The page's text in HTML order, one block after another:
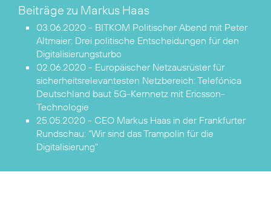
Beiträge zu Markus Haas
03.06.2020 - BITKOM Politischer Abend mit Peter
Altmaier: Drei politische Entscheidungen für den
Digitalisierungsturbo
02.06.2020 - Europäischer Netzausrüster für
sicherheitsrelevantesten Netzbereich:Telefónica
Deutschland baut 5G-Kernnetz mit Ericsson-
Technologie
25.05.2020 - CEO Markus Haas in der Frankfurter
Rundschau: "Wir sind das Trampolin für die
Digitalisierung"